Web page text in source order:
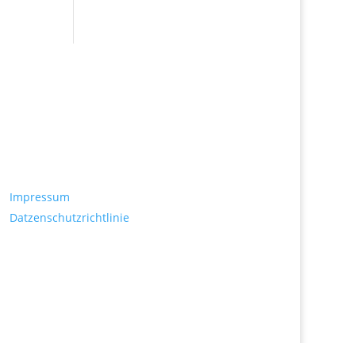
Impressum
Datzenschutzrichtlinie